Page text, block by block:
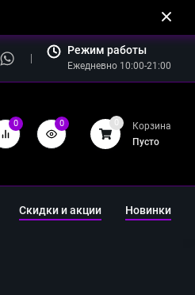
Режим работы
Ежедневно 10:00-21:00
0 0 0
Корзина
Пусто
Скидки и акции Новинки